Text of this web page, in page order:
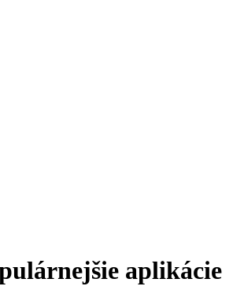
aplikácie